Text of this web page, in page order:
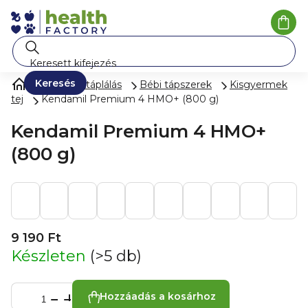
tartalomhoz
Keresés
Gyermektáplálás Bébi tápszerek
Kisgyermek
tej
Kendamil Premium 4 HMO+ (800 g)
Kendamil Premium 4 HMO+
(800 g)
9 190 Ft
Készleten (>5 db)
Hozzáadás a kosárhoz